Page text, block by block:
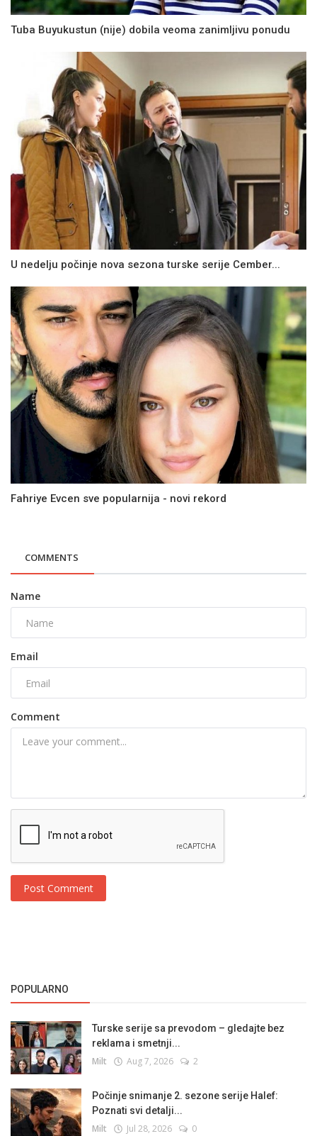
Tuba Buyukustun (nije) dobila veoma zanimljivu ponudu
U nedelju počinje nova sezona turske serije Cember...
Fahriye Evcen sve popularnija - novi rekord
COMMENTS
Name
Email
Comment
Post Comment
POPULARNO
Turske serije sa prevodom – gledajte bez
reklama i smetnji...
Milt Aug 7, 2026 2
Počinje snimanje 2. sezone serije Halef:
Poznati svi detalji...
Milt Jul 28, 2026 0